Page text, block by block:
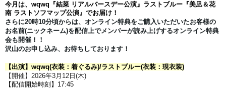
今月は、 wqwq『結菜 リアルバースデー公演』ラストブルー『美凪＆花
南 ラストソフマップ公演』でお届け！
さらに20時10分頃からは、オンライン特典をご購入いただいたお客様の
お名前(ニックネーム)を配信上でメンバーが読み上げするオンライン特典
会も開催！！
沢山のお申し込み、お待ちしております！
【出演】 wqwq(衣装：着ぐるみ)/ラストブルー(衣装：現衣装)
【開催】2026年3月12日(木)
【配信開始時刻】17:45